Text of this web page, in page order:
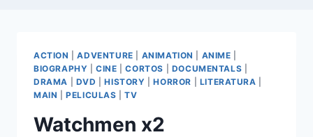
ACTION |ADVENTURE ANIMATION ANIME
BIOGRAPHY |CINE |CORTOS DOCUMENTALS
DRAMA
DVD |HISTORY |HORROR LITERATURA
MAIN |PELICULAS |TV
Watchmen x2